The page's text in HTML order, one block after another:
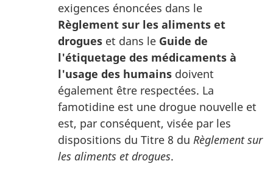
exigences énoncées dans le
Règlement sur les aliments et
drogues et dans le Guide de
l'étiquetage des médicaments à
l'usage des humains doivent
également être respectées. La
famotidine est une drogue nouvelle et
est, par conséquent, visée par les
dispositions du Titre 8 du Règlement sur
les aliments et drogues.